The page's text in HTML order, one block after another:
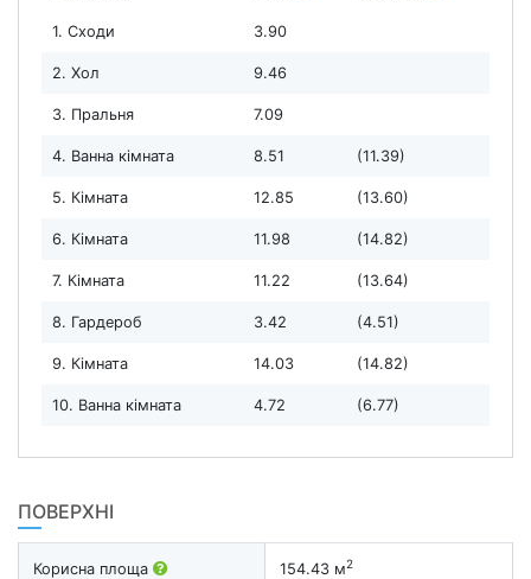
1. Сходи 3.90
2. Хол 9.46
3. Пральня 7.09
4. Ванна кімната 8.51 (11.39)
5. Кімната 12.85 (13.60)
6. Кімната 11.98 (14.82)
7. Кімната 11.22 (13.64)
8. Гардероб 3.42 (4.51)
9. Кімната 14.03 (14.82)
10. Ванна кімната 4.72 (6.77)
ПОВЕРХНІ
Корисна площа 154.43 м2